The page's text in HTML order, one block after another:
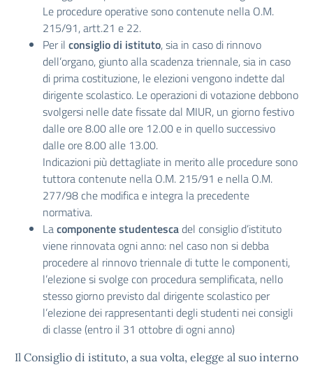
Le procedure operative sono contenute nella O.M.
215/91, artt.21 e 22.
Per il consiglio di istituto, sia in caso di rinnovo
dell’organo, giunto alla scadenza triennale, sia in caso
di prima costituzione, le elezioni vengono indette dal
dirigente scolastico. Le operazioni di votazione debbono
svolgersi nelle date fissate dal MIUR, un giorno festivo
dalle ore 8.00 alle ore 12.00 e in quello successivo
dalle ore 8.00 alle 13.00.
Indicazioni più dettagliate in merito alle procedure sono
tuttora contenute nella O.M. 215/91 e nella O.M.
277/98 che modifica e integra la precedente
normativa.
Lacomponente studentescadel consiglio d’istituto
viene rinnovata ogni anno: nel caso non si debba
procedere al rinnovo triennale di tutte le componenti,
l’elezione si svolge con procedura semplificata, nello
stesso giorno previsto dal dirigente scolastico per
l’elezione dei rappresentanti degli studenti nei consigli
di classe (entro il 31 ottobre di ogni anno)
Il Consiglio di istituto, a sua volta, elegge al suo interno